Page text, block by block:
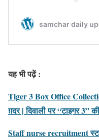
यह भी पढ़ें :
Tiger 3 Box Office
ग़दर | दिवाली पर “टाइगर 3”
Staff nurse recruitment